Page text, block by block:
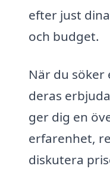
efter just
och budget.
När du
deras
ger dig en
erfarenhet,
diskutera